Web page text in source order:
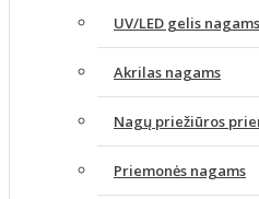
UV/LED gelis nagams
Akrilas nagams
Nagų priežiūros
Priemonės nagams